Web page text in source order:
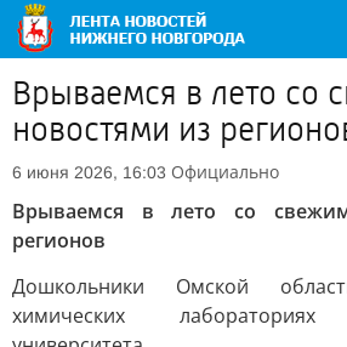
Врываемся в лето со
новостями из
6 июня 2026, 16:03 Официально
Врываемся в лето со
регионов
Дошкольники Омской
химических лабораториях